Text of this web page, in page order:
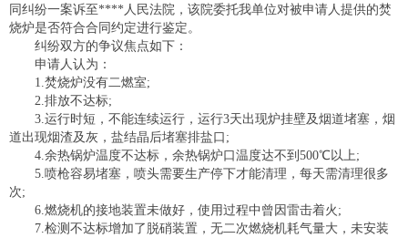
同纠纷一案诉至****人民法院，该院委托我单位对被申请人提供的焚
烧炉是否符合合同约定进行鉴定。
纠纷双方的争议焦点如下：
申请人认为：
1.焚烧炉没有二燃室;
2.排放不达标;
3.运行时短，不能连续运行，运行3天出现炉挂壁及烟道堵塞，烟
道出现烟渣及灰，盐结晶后堵塞排盐口;
4.余热锅炉温度不达标，余热锅炉口温度达不到500℃以上;
5.喷枪容易堵塞，喷头需要生产停下才能清理，每天需清理很多
次;
6.燃烧机的接地装置未做好，使用过程中曾因雷击着火;
7.检测不达标增加了脱硝装置，无二次燃烧机耗气量大，未安装